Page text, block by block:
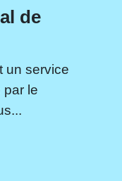
de
un service
par le